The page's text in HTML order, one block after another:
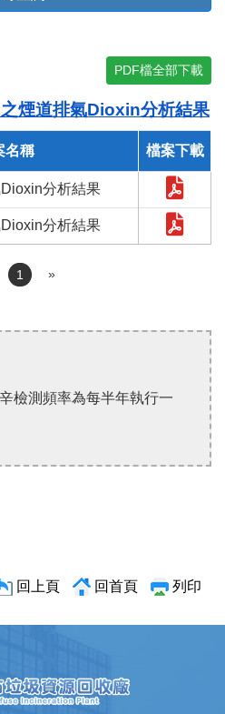
PDF檔全部下載
煙道排氣Dioxin分析結果
名稱 檔案下載
分析結果
分析結果
1 »
檢測頻率為每半年執行一
回上頁 回首頁 列印